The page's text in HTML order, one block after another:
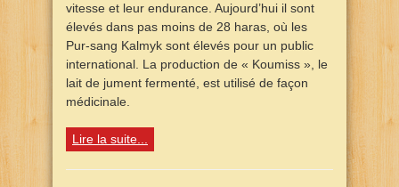
vitesse et leur endurance. Aujourd’hui il sont
élevés dans pas moins de 28 haras, où les
Pur-sang Kalmyk sont élevés pour un public
international. La production de « Koumiss », le
lait de jument fermenté, est utilisé de façon
médicinale.
Lire la suite...